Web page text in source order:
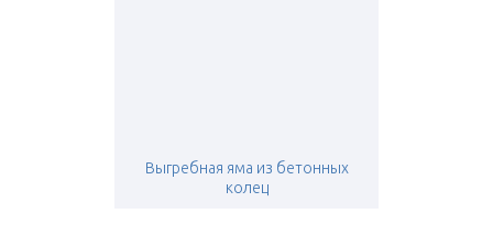
Выгребная яма из бетонных
колец